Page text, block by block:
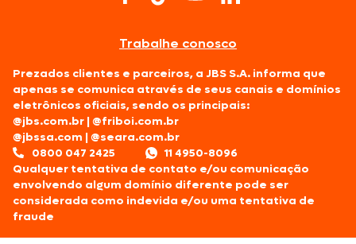
Trabalhe conosco
Prezados clientes e parceiros, a JBS S.A. informa que
apenas se comunica através de seus canais e domínios
eletrônicos oficiais, sendo os principais:
@jbs.com.br |@friboi.com.br
@jbssa.com |@seara.com.br
0800 047 2425
11 4950-8096
Qualquer tentativa de contato e/ou comunicação
envolvendo algum domínio diferente pode ser
considerada como indevida e/ou uma tentativa de
fraude